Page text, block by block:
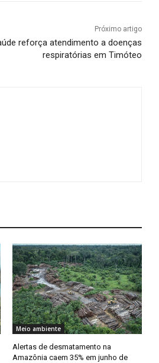
Próximo artigo
reforça atendimento a doenças
respiratórias em Timóteo
Meio ambiente
Alertas de desmatamento na
Amazônia caem 35% em junho de